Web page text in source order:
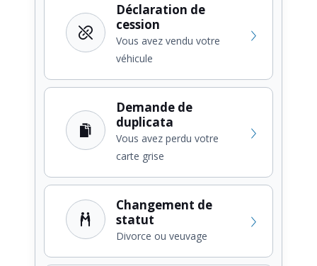
Déclaration de
cession
Vous avez vendu votre
véhicule
Demande de
duplicata
Vous avez perdu votre
carte grise
Changement de
statut
Divorce ou veuvage